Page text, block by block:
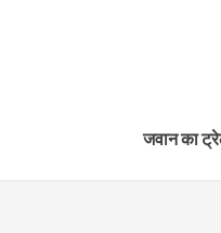
जवान का